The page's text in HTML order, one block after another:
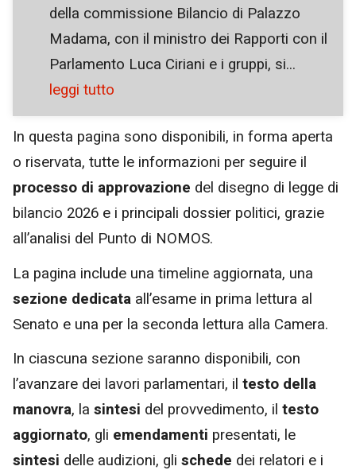
della commissione Bilancio di Palazzo
Madama, con il ministro dei Rapporti con il
Parlamento Luca Ciriani e i gruppi, si...
leggi tutto
In questa pagina sono disponibili, in forma aperta
o riservata, tutte le informazioni per seguire il
processo di approvazione del disegno di legge di
bilancio 2026 e i principali dossier politici, grazie
all’analisi del Punto di NOMOS.
La pagina include una timeline aggiornata, una
sezione dedicata all’esame in prima lettura al
Senato e una per la seconda lettura alla Camera.
In ciascuna sezione saranno disponibili, con
l’avanzare dei lavori parlamentari, il testo della
manovra, la sintesi del provvedimento, il testo
aggiornato, gli emendamenti presentati, le
sintesi delle audizioni, gli schede dei relatori e i